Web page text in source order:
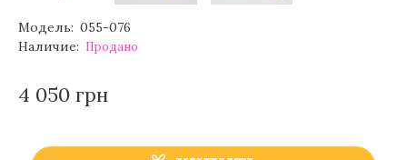
Модель: 055-076
Наличие: Продано
4 050 грн